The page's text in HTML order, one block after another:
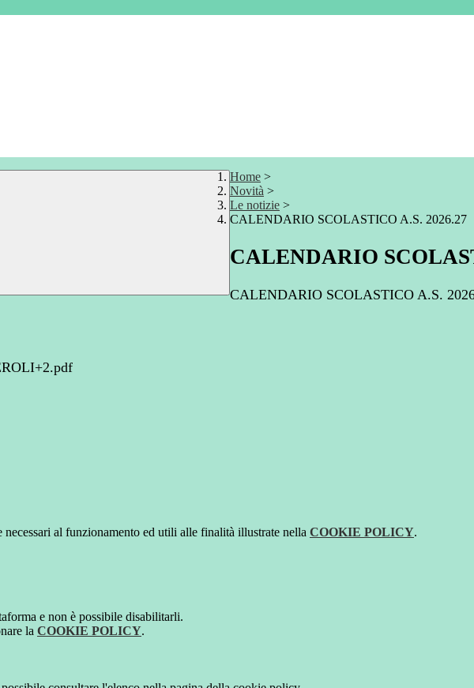
Home >
Novità >
Le notizie >
CALENDARIO SCOLASTICO A.S. 2026.27
CALENDARIO
CALENDARIO SCOLASTICO A.S.
al funzionamento ed utili alle finalità illustrate nella COOKIE POLICY.
e non è possibile disabilitarli.
la COOKIE POLICY.